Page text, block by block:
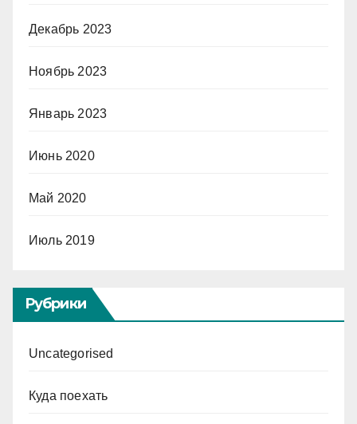
Декабрь 2023
Ноябрь 2023
Январь 2023
Июнь 2020
Май 2020
Июль 2019
Рубрики
Uncategorised
Куда поехать